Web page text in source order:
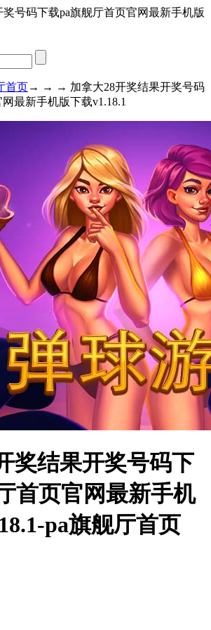
号码下载pa旗舰厅首页官网最新手机版
首页→ → → 加拿大28开奖结果开奖号码
最新手机版下载v1.18.1
奖结果开奖号码下
首页官网最新手机
pa旗舰厅首页